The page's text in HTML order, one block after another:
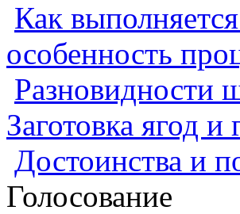
Как
особенность
Разновидности
Заготовка ягод и
Достоинства и
Голосование